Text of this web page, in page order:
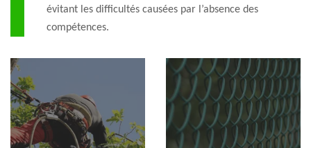
évitant les difficultés causées par l’absence des
compétences.